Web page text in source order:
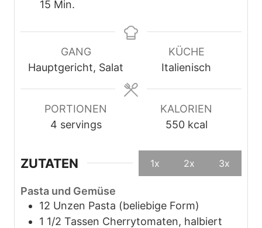
15 M
n
t
Min.
u
n
u
t
e
GANG
Hauptgericht, Salat
KÜCHE
Italienisch
PORTIONEN
4 servings
KALORIEN
550 kcal
ZUTATEN 1x 2x 3x
Pasta und Gemüse
12 Unzen Pasta (beliebige Form)
1 1/2 Tassen Cherrytomaten, halbiert